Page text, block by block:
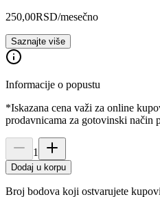
250,00RSD/mesečno
Saznajte više
Informacije o popustu
*Iskazana cena važi za online
prodavnicama za gotovinski način
1
Dodaj u korpu
Broj bodova koji ostvarujete